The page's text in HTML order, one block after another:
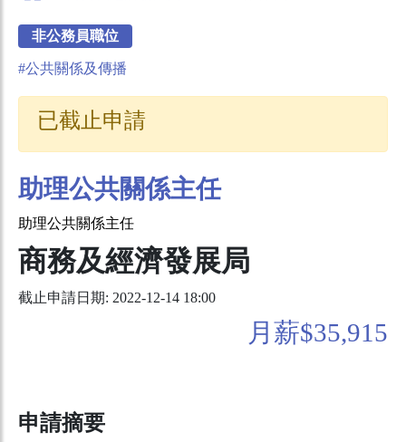
非公務員職位
#公共關係及傳播
已截止申請
助理公共關係主任
助理公共關係主任
商務及經濟發展局
截止申請日期: 2022-12-14 18:00
月薪$35,915
申請摘要